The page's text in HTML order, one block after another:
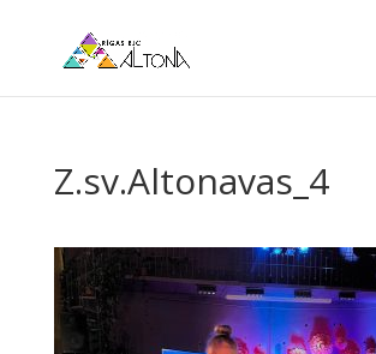
Z.sv.Altonavas_4